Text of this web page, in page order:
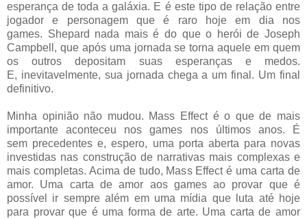
esperança de toda a galáxia. E é este tipo de relação entre
jogador e personagem que é raro hoje em dia nos
games. Shepard nada mais é do que o herói de Joseph
Campbell, que após uma jornada se torna aquele em quem
os outros depositam suas esperanças e medos.
E, inevitavelmente, sua jornada chega a um final. Um final
definitivo.
Minha opinião não mudou. Mass Effect é o que de mais
importante aconteceu nos games nos últimos anos. É
sem precedentes e, espero, uma porta aberta para novas
investidas nas construção de narrativas mais complexas e
mais completas. Acima de tudo, Mass Effect é uma carta de
amor. Uma carta de amor aos games ao provar que é
possível ir sempre além em uma mídia que luta até hoje
para provar que é uma forma de arte. Uma carta de amor